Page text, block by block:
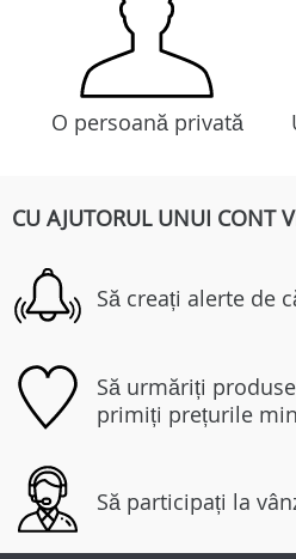
O persoană privată
CU AJUTORUL UNUI CONT
Să creați alerte de
Să urmăriți
primiți prețurile
Să participați la